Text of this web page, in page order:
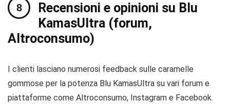
Recensioni e opinioni su Blu
KamasUltra (forum,
Altroconsumo)
I clienti lasciano numerosi feedback sulle caramelle
gommose per la potenza Blu KamasUltra su vari forum e
piattaforme come Altroconsumo, Instagram e Facebook.